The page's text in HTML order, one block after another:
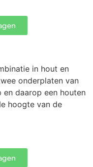
in hout en
onderplaten van
daarop een houten
hoogte van de